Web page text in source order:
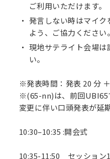
ご利用いただけます。
発言しない時はマイ
よう、ご協力ください。
現地サテライト会場は
い。
※発表時間：発表 20 分
※(65-nn)は、前回UBI65
変更に伴い口頭発表が延
10:30–10:35 :開会式
10:35-11:50 セッション